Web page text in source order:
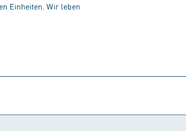
Einheiten. Wir leben